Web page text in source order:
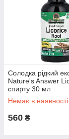
Солодка рідкий
Nature's Answer
спирту 30 мл
Немає в наявності
560 ₴